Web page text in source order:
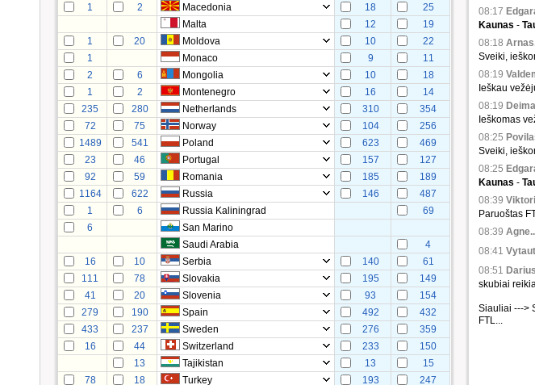
1
2 Macedonia 18
25
Malta
12
19
1
20 Moldova 10
22
1
Monaco 9
11
2
6 Mongolia 10
18
1
2 Montenegro 16
14
235
280 Netherlands 310
354
72
75 Norway 104
256
1489
541 Poland 623
469
23
46 Portugal 157
127
92
59 Romania 185
189
1164
622 Russia 146
487
1
6 Russia Kaliningrad
69
6
San Marino
Saudi Arabia
4
16
10 Serbia 140
61
111
78 Slovakia 195
149
41
20 Slovenia 93
154
279
190 Spain 492
432
433
237 Sweden 276
359
16
44 Switzerland 233
150
13
Tajikistan 13
15
78
18 Turkey 193 247
08:17
Kaunas -
08:18
Sveiki,
08:19
Ieškau
08:19
Ieškomas
08:25
Sveiki,
08:25
Kaunas -
08:39
Paruoštas
08:39
08:41
08:51
skubiai
Siauliai --->
FTL...